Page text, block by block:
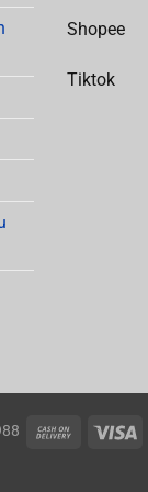
Shopee
Tiktok